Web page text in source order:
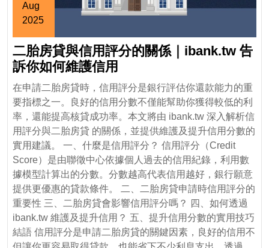
Aug
2025
2,
2025
二胎房貸與信用評分的關係｜ibank.tw 告
訴你如何維護信用
胎
房
貸
與
信
用
評
分
的
關
係
在申請二胎房貸時，信用評分是銀行評估你還款能力的重
要指標之一。良好的信用分數不僅能幫助你獲得較低的利
率，還能提高核貸成功率。本文將由 ibank.tw 深入解析信
用評分與二胎房貸 的關係，並提供維護及提升信用分數的
實用建議。 一、什麼是信用評分？ 信用評分（Credit
Score）是由聯徵中心依據個人過去的信用紀錄，利用數
據模型計算出的分數。分數越高代表信用越好，銀行願意
提供更優惠的貸款條件。 二、二胎房貸申請時信用評分的
重要性 三、二胎房貸會影響信用評分嗎？ 四、如何透過
ibank.tw 維護及提升信用？ 五、提升信用分數的實用技巧
結語 信用評分是申請二胎房貸的關鍵因素，良好的信用不